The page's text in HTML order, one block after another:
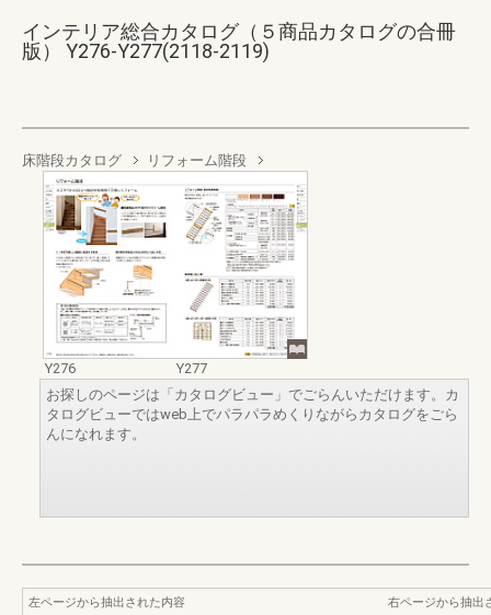
インテリア総合カタログ（５商品カタログの合冊
版） Y276-Y277(2118-2119)
床階段カタログ リフォーム階段
Y276
Y277
お探しのページは「カタログビュー」でごらんいただけます。カ
タログビューではweb上でパラパラめくりながらカタログをごら
んになれます。
左ページから抽出された内容
右ページから抽出